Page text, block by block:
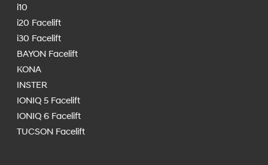
i10
i20 Facelift
i30 Facelift
BAYON Facelift
KONA
INSTER
IONIQ 5 Facelift
IONIQ 6 Facelift
TUCSON Facelift